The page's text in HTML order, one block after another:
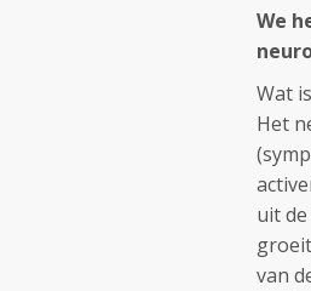
We
Wat
Het
uit
van